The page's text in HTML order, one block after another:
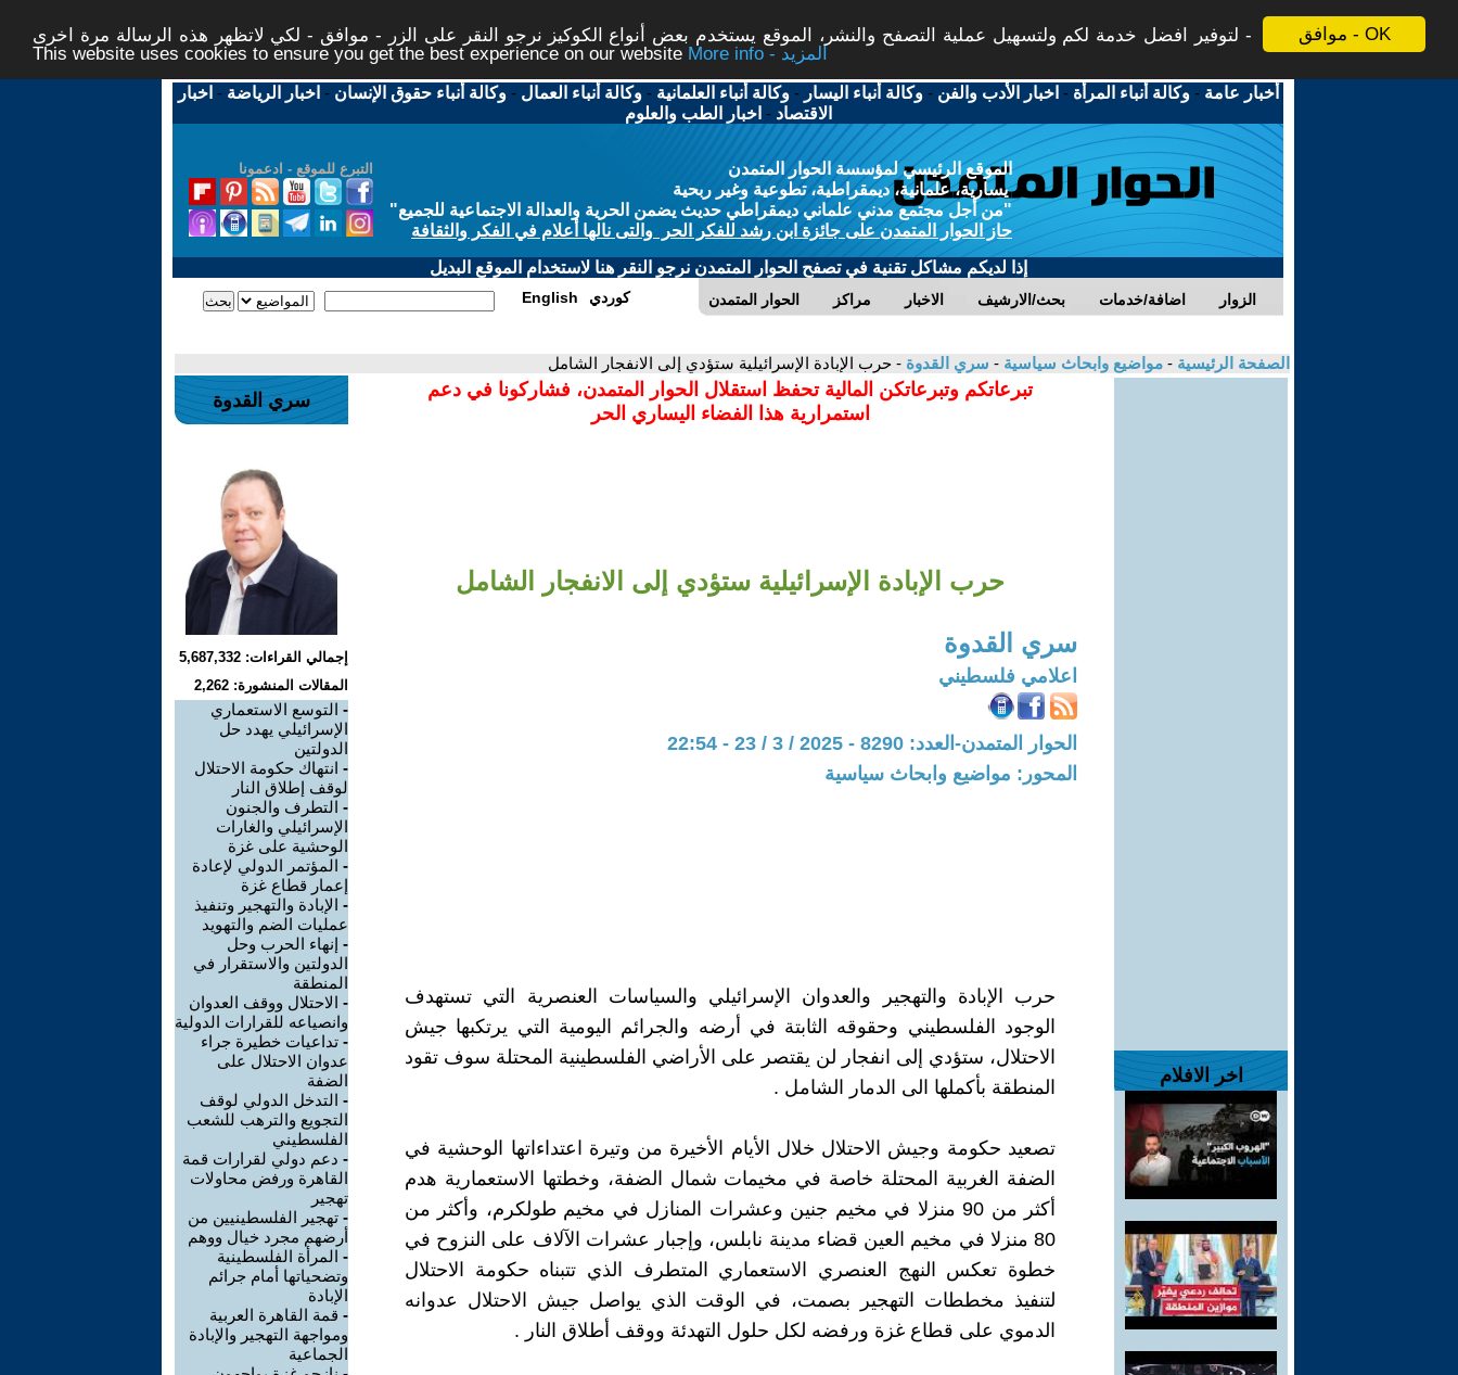
موافق - OK
لتوفير افضل خدمة لكم ولتسهيل عملية التصفح والنشر، الموقع يستخدم بعض أنواع الكوكيز نرجو النقر على الزر - موافق - لكي لاتظهر هذه الرسالة مرة اخرى -
This website uses cookies to ensure you get the best experience on our website
More info - المزيد
أخبار عامة -وكالة أنباء المرأة - اخبار الأدب والفن -وكالة أنباء اليسار -وكالة أنباء العلمانية -وكالة أنباء العمال -وكالة أنباء حقوق الإنسان - اخبار الرياضة - اخبار
الاقتصاد - اخبار الطب والعلوم
التبرع للموقع - ادعمونا
الموقع الرئيسي لمؤسسة الحوار المتمدن
يسارية، علمانية، ديمقراطية، تطوعية وغير ربحية
"من أجل مجتمع مدني علماني ديمقراطي حديث يضمن الحرية والعدالة الاجتماعية للجميع"
حاز الحوار المتمدن على جائزة ابن رشد للفكر الحر والتى نالها أعلام في الفكر والثقافة
إذا لديكم مشاكل تقنية في تصفح الحوار المتمدن نرجو النقر هنا لاستخدام الموقع البديل
الحوار المتمدن مراكز الاخبار بحث/الارشيف اضافة/خدمات الزوار English كوردي
الصفحة الرئيسية - مواضيع وابحاث سياسية - سري القدوة - حرب الإبادة الإسرائيلية ستؤدي إلى الانفجار الشامل
اخر الافلام
تبرعاتكم وتبرعاتكن المالية تحفظ استقلال الحوار المتمدن، فشاركونا في دعم
استمرارية هذا الفضاء اليساري الحر
حرب الإبادة الإسرائيلية ستؤدي إلى الانفجار الشامل
سري القدوة
اعلامي فلسطيني
الحوار المتمدن-العدد: 8290 - 2025 / 3 / 23 - 22:54
المحور: مواضيع وابحاث سياسية
حرب الإبادة والتهجير والعدوان الإسرائيلي والسياسات العنصرية التي تستهدف
الوجود الفلسطيني وحقوقه الثابتة في أرضه والجرائم اليومية التي يرتكبها جيش
الاحتلال، ستؤدي إلى انفجار لن يقتصر على الأراضي الفلسطينية المحتلة سوف تقود
المنطقة بأكملها الى الدمار الشامل .
تصعيد حكومة وجيش الاحتلال خلال الأيام الأخيرة من وتيرة اعتداءاتها الوحشية في
الضفة الغربية المحتلة خاصة في مخيمات شمال الضفة، وخطتها الاستعمارية هدم
أكثر من 90 منزلا في مخيم جنين وعشرات المنازل في مخيم طولكرم، وأكثر من
80 منزلا في مخيم العين قضاء مدينة نابلس، وإجبار عشرات الآلاف على النزوح في
خطوة تعكس النهج العنصري الاستعماري المتطرف الذي تتبناه حكومة الاحتلال
لتنفيذ مخططات التهجير بصمت، في الوقت الذي يواصل جيش الاحتلال عدوانه
الدموي على قطاع غزة ورفضه لكل حلول التهدئة ووقف أطلاق النار .
سري القدوة
إجمالي القراءات: 5,687,332
المقالات المنشورة: 2,262
- التوسع الاستعماري
الإسرائيلي يهدد حل
الدولتين
- انتهاك حكومة الاحتلال
لوقف إطلاق النار
- التطرف والجنون
الإسرائيلي والغارات
الوحشية على غزة
- المؤتمر الدولي لإعادة
إعمار قطاع غزة
- الإبادة والتهجير وتنفيذ
عمليات الضم والتهويد
- إنهاء الحرب وحل
الدولتين والاستقرار في
المنطقة
- الاحتلال ووقف العدوان
وانصياعه للقرارات الدولية
- تداعيات خطيرة جراء
عدوان الاحتلال على
الضفة
- التدخل الدولي لوقف
التجويع والترهب للشعب
الفلسطيني
- دعم دولي لقرارات قمة
القاهرة ورفض محاولات
تهجير
- تهجير الفلسطينيين من
أرضهم مجرد خيال ووهم
- المرأة الفلسطينية
وتضحياتها أمام جرائم
الإبادة
- قمة القاهرة العربية
ومواجهة التهجير والإبادة
الجماعية